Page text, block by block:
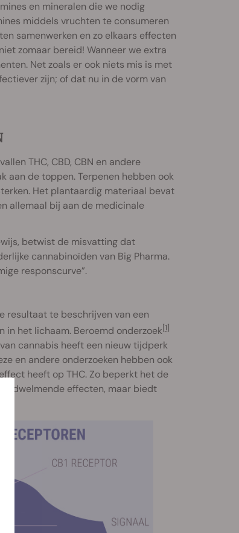
en mineralen die we nodig
middels vruchten te consumeren
samenwerken en zo elkaars effecten
zomaar bereid! Wanneer we extra
Net zoals er ook niets mis is met
zijn; of dat nu in de vorm van
THC, CBD, CBN en andere
aan de toppen. Terpenen hebben ook
Het plantaardig materiaal bevat
allemaal bij aan de medicinale
betwist de misvatting dat
cannabinoïden van Big Pharma.
responscurve”.
resultaat te beschrijven van een
het lichaam. Beroemd onderzoek[1]
cannabis heeft een nieuw tijdperk
en andere onderzoeken hebben ook
heeft op THC. Zo beperkt het de
effecten, maar biedt